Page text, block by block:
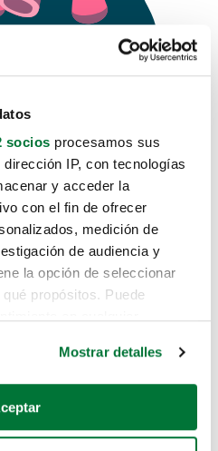
socios procesamos sus
IP, con tecnologías
y acceder la
con el fin de ofrecer
medición de
de audiencia y
la opción de seleccionar
propósitos. Puede
su ubicación geográfica
Mostrar detalles
como
hasta aquí.
coche que estás
enlaces: